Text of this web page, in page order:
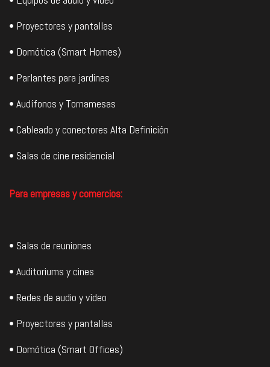
• Proyectores y pantallas
• Domótica (Smart Homes)
• Parlantes para jardines
• Audífonos y Tornamesas
• Cableado y conectores Alta Definición
• Salas de cine residencial
Para empresas y comercios:
• Salas de reuniones
• Auditoriums y cines
• Redes de audio y vídeo
• Proyectores y pantallas
• Domótica (Smart Offices)